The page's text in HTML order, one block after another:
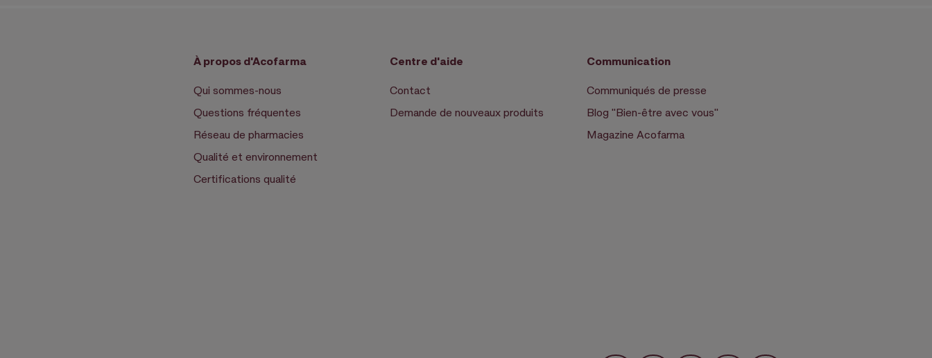
À propos d'Acofarma
Qui sommes-nous
Questions fréquentes
Réseau de pharmacies
Qualité et environnement
Certifications qualité
Centre d'aide
Contact
Demande de nouveaux produits
Communication
Communiqués de presse
Blog "Bien-être avec vous"
Magazine Acofarma